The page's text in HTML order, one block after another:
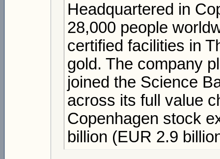
Headquartered in
28,000 people
certified facilities in
gold. The company
joined the Science
across its full value
Copenhagen stock
billion (EUR 2.9